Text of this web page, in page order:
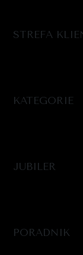
STREFA
KATEGORIE
JUBILER
PORADNIK